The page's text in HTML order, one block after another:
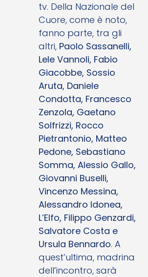
tv. Della Nazionale del
Cuore, come è noto,
fanno parte, tra gli
altri, Paolo Sassanelli,
Lele Vannoli, Fabio
Giacobbe, Sossio
Aruta, Daniele
Condotta, Francesco
Zenzola, Gaetano
Solfrizzi, Rocco
Pietrantonio, Matteo
Pedone, Sebastiano
Somma, Alessio Gallo,
Giovanni Buselli,
Vincenzo Messina,
Alessandro Idonea,
L’Elfo, Filippo Genzardi,
Salvatore Costa e
Ursula Bennardo. A
quest’ultima, madrina
dell’incontro, sarà